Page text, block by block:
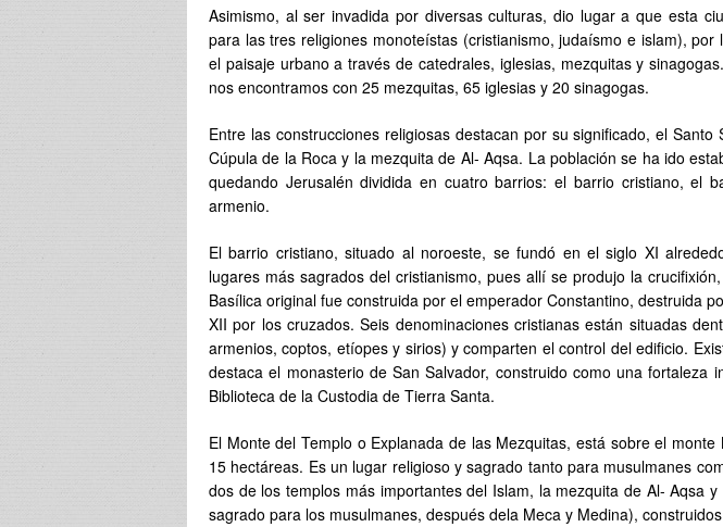
Asimismo, al ser invadida por diversas culturas, dio lugar a que esta
para las tres religiones monoteístas (cristianismo, judaísmo e islam),
el paisaje urbano a través de catedrales, iglesias, mezquitas y
nos encontramos con 25 mezquitas, 65 iglesias y 20 sinagogas.
Entre las construcciones religiosas destacan por su significado, el
Cúpula de la Roca y la mezquita de Al- Aqsa. La población se ha ido
quedando Jerusalén dividida en cuatro barrios: el barrio cristiano, el
armenio.
El barrio cristiano, situado al noroeste, se fundó en el siglo XI
lugares más sagrados del cristianismo, pues allí se produjo la
Basílica original fue construida por el emperador Constantino, destruida
XII por los cruzados. Seis denominaciones cristianas están situadas
armenios, coptos, etíopes y sirios) y comparten el control del edificio.
destaca el monasterio de San Salvador, construido como una fortaleza
Biblioteca de la Custodia de Tierra Santa.
El Monte del Templo o Explanada de las Mezquitas, está sobre el
15 hectáreas. Es un lugar religioso y sagrado tanto para musulmanes
dos de los templos más importantes del Islam, la mezquita de Al- Aqsa
sagrado para los musulmanes, después dela Meca y Medina),